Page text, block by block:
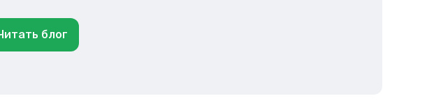
блог